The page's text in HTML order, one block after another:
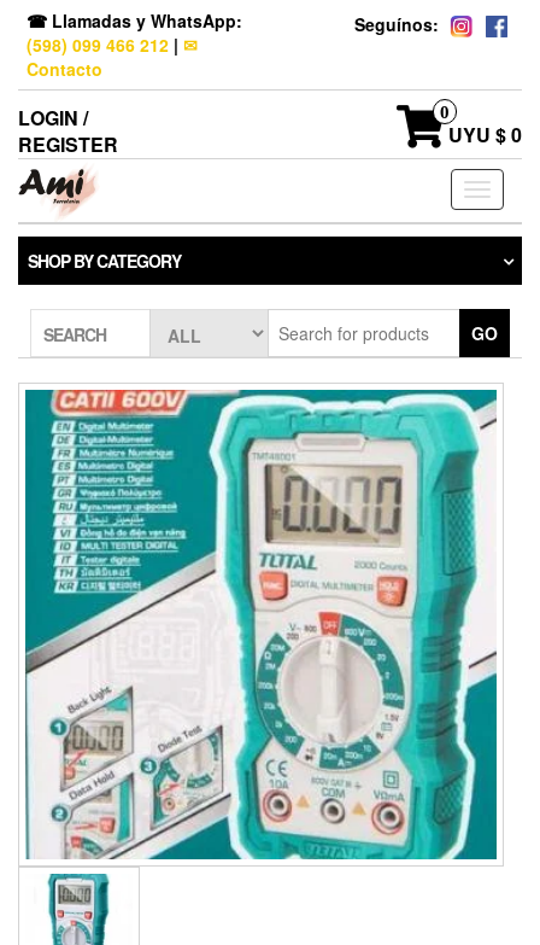
☎ Llamadas y WhatsApp:
(598) 099 466 212 | ✉
Contacto
Seguínos:
LOGIN /
REGISTER
0
UYU $ 0
Toggle
SHOP BY CATEGORY
SEARCH GO